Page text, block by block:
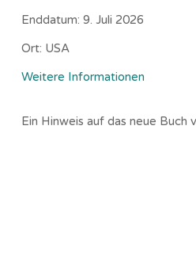
Enddatum: 9. Juli 2026
Ort: USA
Weitere Informationen
Ein Hinweis auf das neue Buch